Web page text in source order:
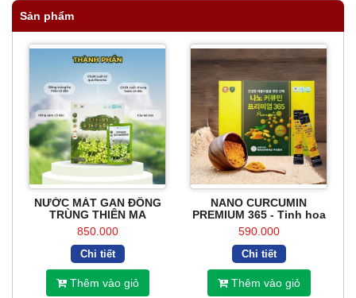
Sản phẩm
NƯỚC MÁT GAN ĐÔNG
TRÙNG THIÊN MA
850.000
Chi tiết
Thêm vào giỏ
NANO CURCUMIN
PREMIUM 365 - Tinh hoa
Nghệ vàng Hàn Quốc
590.000
Chi tiết
Thêm vào giỏ